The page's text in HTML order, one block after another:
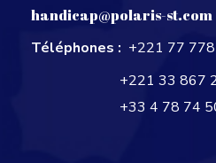
handicap@polaris-st.com
Téléphones : +221 77
+221 33 867
+33 4 78 74 50